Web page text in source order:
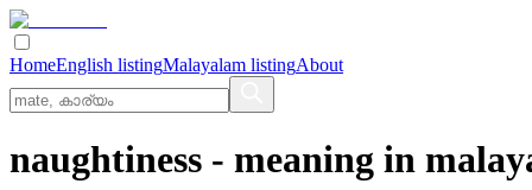
HomeEnglish listingMalayalam listingAbout
naughtiness - meaning in